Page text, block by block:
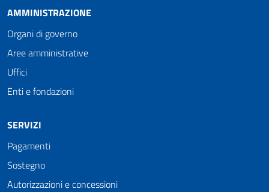
AMMINISTRAZIONE
Organi di governo
Aree amministrative
Uffici
Enti e fondazioni
SERVIZI
Pagamenti
Sostegno
Autorizzazioni e concessioni